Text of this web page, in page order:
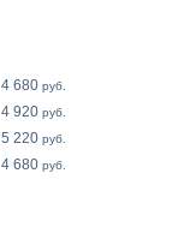
4 680 руб.
4 920 руб.
5 220 руб.
4 680 руб.